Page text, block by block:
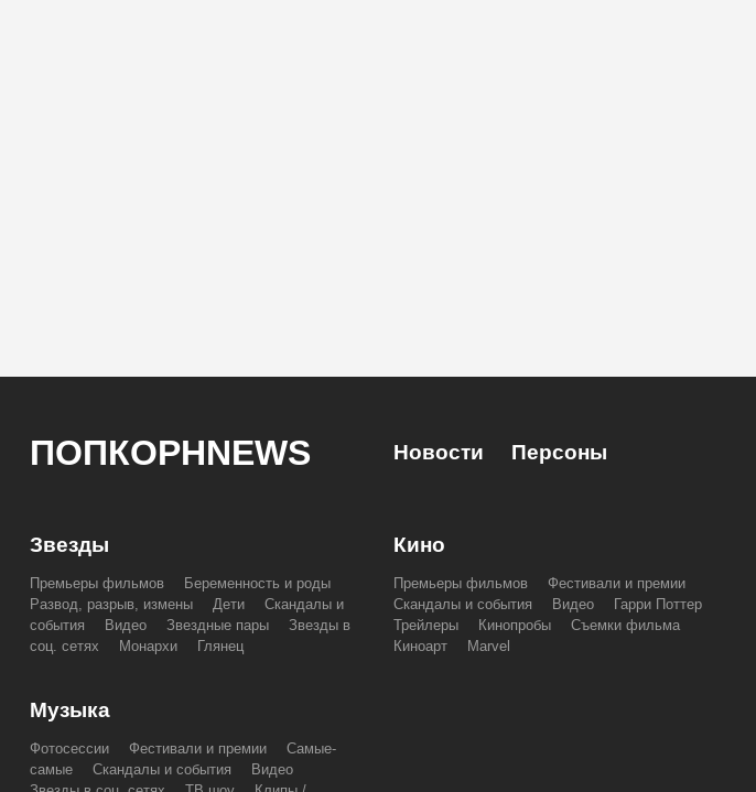
ПОПКОРНNEWS Новости Персоны
Звезды
Премьеры фильмов
Беременность и роды
Развод, разрыв, измены
Дети
Скандалы и
события
Видео Звездные пары
Звезды в
соц. сетях
Монархи Глянец
Кино
Премьеры фильмов
Фестивали и премии
Скандалы и события
Видео
Гарри Поттер
Трейлеры
Кинопробы
Съемки фильма
Киноарт
Marvel
Музыка
Фотосессии Фестивали и премии
Самые-
самые
Скандалы и события
Видео